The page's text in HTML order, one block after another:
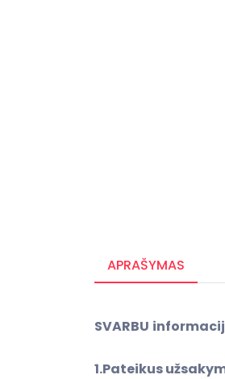
APRAŠYMAS
SVARBU
1.Pateikus